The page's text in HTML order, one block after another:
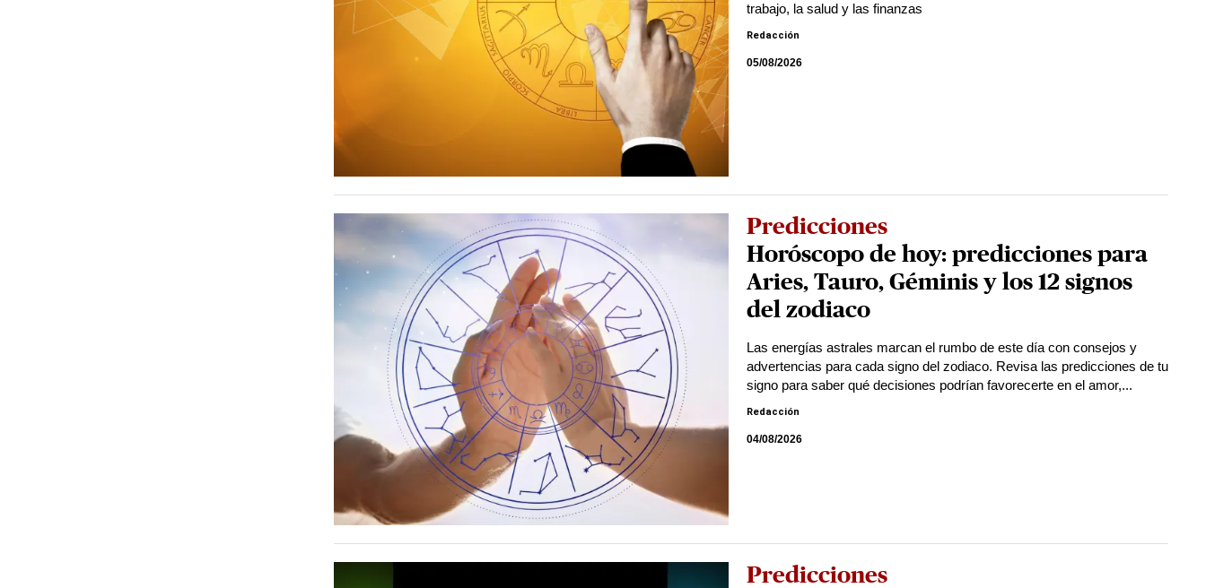
trabajo, la salud y las finanzas
Redacción
05/08/2026
Predicciones
Horóscopo de hoy: predicciones para
Aries, Tauro, Géminis y los 12 signos
del zodiaco
Las energías astrales marcan el rumbo de este día con consejos y
advertencias para cada signo del zodiaco. Revisa las predicciones de tu
signo para saber qué decisiones podrían favorecerte en el amor,...
Redacción
04/08/2026
Predicciones